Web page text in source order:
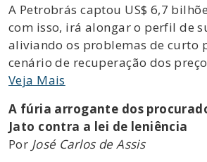
A Petrobrás captou US$ 6,7
com isso, irá alongar o perfil de
aliviando os problemas de curto
cenário de recuperação dos
Veja Mais
A fúria arrogante dos
Jato contra a lei de leniência
Por José Carlos de Assis